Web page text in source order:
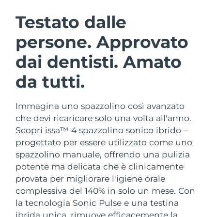
Testato dalle
persone. Approvato
dai dentisti. Amato
da tutti.
Immagina uno spazzolino così avanzato
che devi ricaricare solo una volta all'anno.
Scopri issa™ 4 spazzolino sonico ibrido –
progettato per essere utilizzato come uno
spazzolino manuale, offrendo una pulizia
potente ma delicata che è clinicamente
provata per migliorare l'igiene orale
complessiva del 140% in solo un mese. Con
la tecnologia Sonic Pulse e una testina
ibrida unica, rimuove efficacemente la
Detersione viso
LUNA™ 4 pacchetto
Anti-aging massage
LUNA™ 4 Plus
Massage, LED heating
LUNA™ 4 Men
For men, anti-aging massage
Lifting viso
BEAR™ 2 pacchetto
Microcurrent toning
BEAR™ 2 go
Microcurrent toning on-the-go
BEAR™ 2 eyes & lips
Microcurrent line smoothing device
Idratazione
UFO™ 3 pacchetto
Deep facial hydration
UFO™ 3 LED
Near-infrared and red light therapy
device
Igiene orale
issa™ 4
Hybrid silicone sonic toothbrush
issa™ 4 plus
Smart hybrid silicone sonic toothbrush
TRATTAMENTI ANTI-AGE FAQ™
Anti-age Trattamenti LED
NEW
Austria
Bahrein Consegna stimata 8/13/26
Belgio Consegna stimata8/12/26
Bermuda
Bosnia ed
Erzegovina
Consegna stimata8/15/26
Brunei Consegna stimata 8/17/26
Bulgaria Consegna stimata
Canada Consegna stimata
Cile Consegna stimata8/16/26